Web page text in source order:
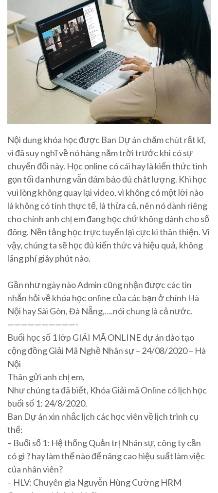
Nội dung khóa học được Ban Dự án chăm chút rất kĩ,
vì đã suy nghĩ về nó hàng năm trời trước khi có sự
chuyển đổi này. Học online có cái hay là kiến thức tinh
gọn tối đa nhưng vẫn đảm bảo đủ chât lượng. Khi học
vui lòng không quay lại video, vì không có một lời nào
là không có tính thực tế, là thừa cả, nên nó dành riêng
cho chính anh chị em đang học chứ không dành cho số
đông. Nền tảng học trực tuyến lại cực kì thân thiện. Vì
vậy, chúng ta sẽ học đủ kiến thức và hiệu quả, không
lãng phí giây phút nào.
Gần như ngày nào Admin cũng nhận được các tin
nhắn hỏi về khóa học online của các bạn ở chính Hà
Nội hay Sài Gòn, Đà Nẵng,….nói chung là cả nước.
——————————-
Buổi học số 1 lớp GIẢI MÃ ONLINE dự án đào tạo
cộng đồng Giải Mã Nghề Nhân sự – 24/08/2020 – Hà
Nội
Thân gửi anh chị em,
Như chúng ta đã biết, Khóa Giải mã Online có lịch học
buổi số 1: 24/8/2020.
Ban Dự án xin nhắc lịch các học viên về lịch trình cụ
thể:
– Buổi số 1: Hệ thống Quản trị Nhân sự, công ty cần
có gì ? hay làm thế nào để nâng cao hiệu suất làm việc
của nhân viên?
– HLV: Chuyên gia Nguyễn Hùng Cường HRM